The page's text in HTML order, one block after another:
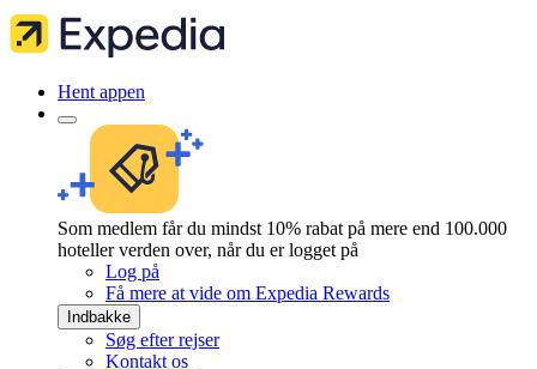
Hent appen
Som medlem får du mindst 10% rabat på mere end 100.000
hoteller verden over, når du er logget på
Log på
Få mere at vide om Expedia Rewards
Indbakke
Søg efter rejser
Kontakt os